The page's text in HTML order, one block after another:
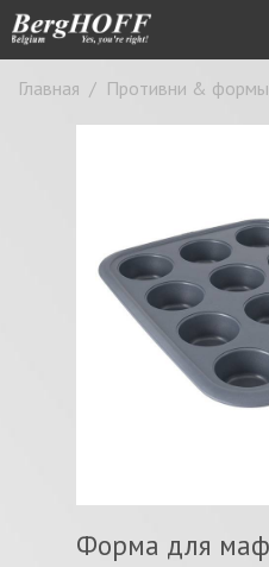
Главная / Противни & формы
Форма для